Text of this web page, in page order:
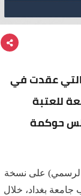
العامة لاتحاد الجامعات العربية في مؤتمرها العام بدورته الـ(56) التي عقدت في
للعتبة
حوكمة
الرسمي) على نسخة
دورته الـ(56) التي عقدت في رحاب جامعة بغداد، خلال